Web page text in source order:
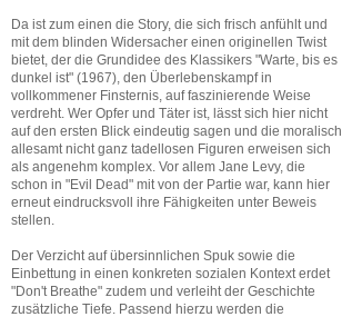
Da ist zum einen die Story, die sich frisch anfühlt und
mit dem blinden Widersacher einen originellen Twist
bietet, der die Grundidee des Klassikers "Warte, bis es
dunkel ist" (1967), den Überlebenskampf in
vollkommener Finsternis, auf faszinierende Weise
verdreht. Wer Opfer und Täter ist, lässt sich hier nicht
auf den ersten Blick eindeutig sagen und die moralisch
allesamt nicht ganz tadellosen Figuren erweisen sich
als angenehm komplex. Vor allem Jane Levy, die
schon in "Evil Dead" mit von der Partie war, kann hier
erneut eindrucksvoll ihre Fähigkeiten unter Beweis
stellen.
Der Verzicht auf übersinnlichen Spuk sowie die
Einbettung in einen konkreten sozialen Kontext erdet
"Don't Breathe" zudem und verleiht der Geschichte
zusätzliche Tiefe. Passend hierzu werden die